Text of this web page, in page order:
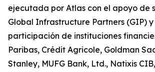
ejecutada por Atlas con el apoyo de
Global Infrastructure Partners (GIP) y
participación de instituciones
Paribas, Crédit Agricole, Goldman
Stanley, MUFG Bank, Ltd., Natixis